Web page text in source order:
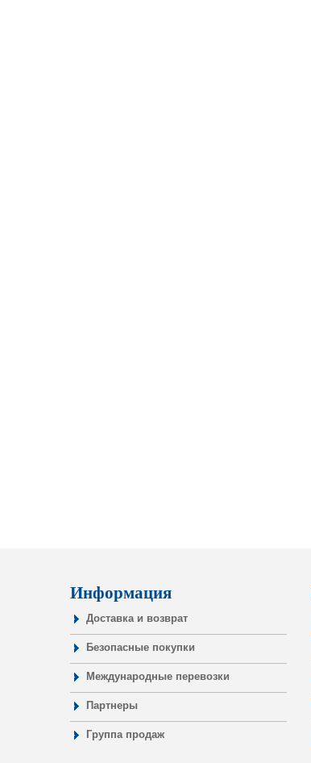
Информация
Доставка и возврат
Безопасные покупки
Международные перевозки
Партнеры
Группа продаж